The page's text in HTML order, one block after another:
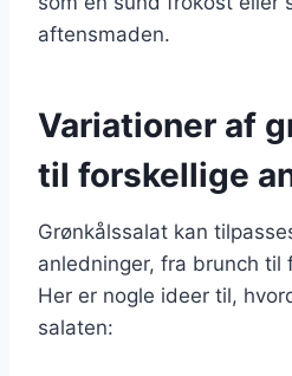
aftensmaden.
Variationer af
til forskellige
Grønkålssalat kan
anledninger, fra brunch til
Her er nogle ideer til,
salaten: